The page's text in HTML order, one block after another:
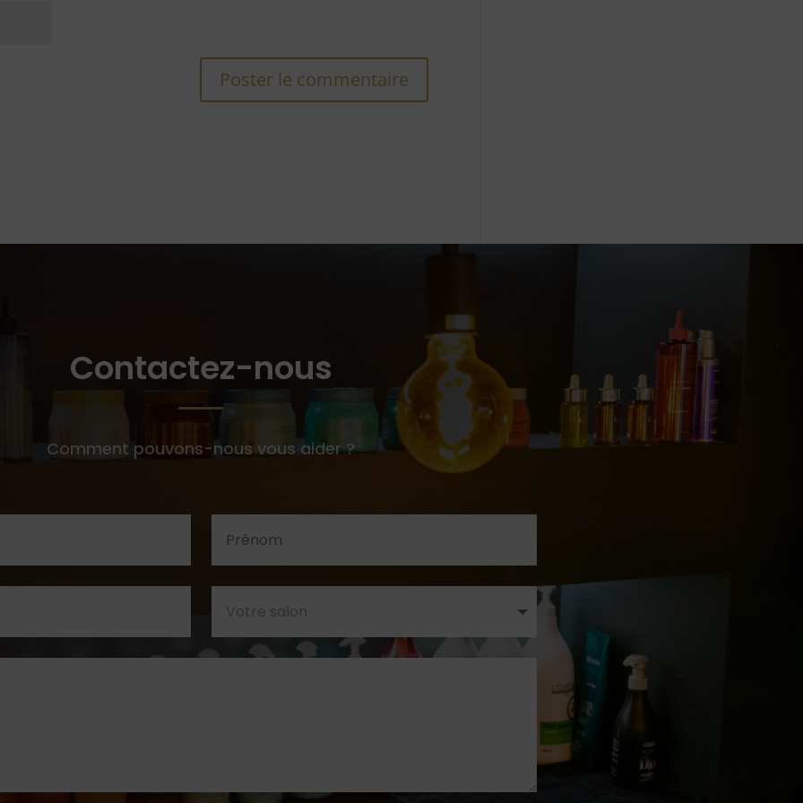
Contactez-nous
Comment pouvons-nous vous aider ?